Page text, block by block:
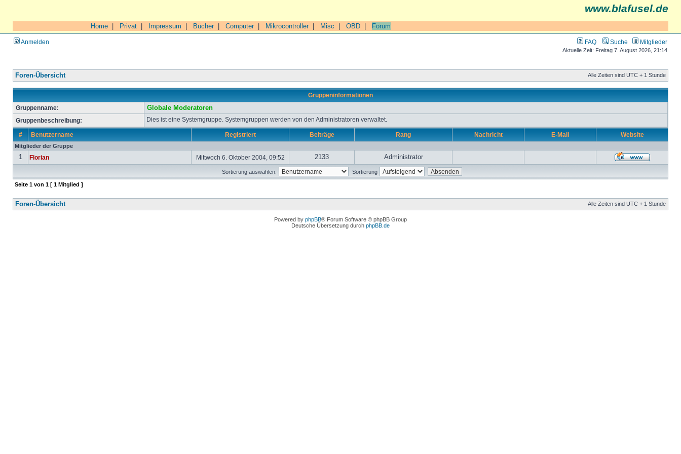
www.blafusel.de
Home Privat Impressum Bücher| Computer| Mikrocontroller| Misc OBD Forum
Anmelden FAQ Suche Mitglieder
Aktuelle Zeit: Freitag 7. August 2026, 21:14
Foren-Übersicht Alle Zeiten sind UTC + 1 Stunde
Gruppeninformationen
Gruppenname:
Globale Moderatoren
Gruppenbeschreibung: Dies ist eine Systemgruppe. Systemgruppen werden von den Administratoren verwaltet.
# Benutzername Registriert Beiträge Rang Nachricht E-Mail Website
Mitglieder der Gruppe
1 Florian Mittwoch 6. Oktober 2004, 09:52 2133 Administrator
Sortierung auswählen: Sortierung
Seite 1 von 1 [ 1 Mitglied ]
Foren-Übersicht Alle Zeiten sind UTC + 1 Stunde
Powered by phpBB® Forum Software © phpBB Group
Deutsche Übersetzung durch phpBB.de